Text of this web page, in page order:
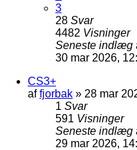
3
28 Svar
4482 Visninger
Seneste indlæg
30 mar 2026,
CS3+
affjorbak » 28 mar
1 Svar
591 Visninger
Seneste indlæg
29 mar 2026,